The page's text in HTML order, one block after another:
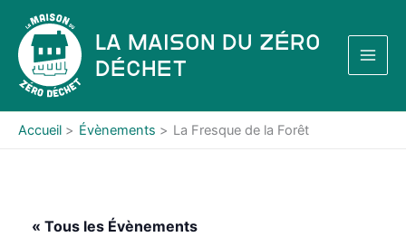
contenu
La Maison du Zéro
Déchet
Accueil Évènements La Fresque de la Forêt
« Tous les Évènements